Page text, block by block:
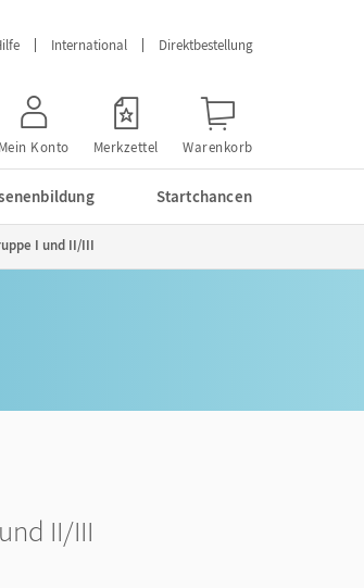
International Direktbestellung
Mein Konto Merkzettel Warenkorb
Startchancen
I und II/III
II/III